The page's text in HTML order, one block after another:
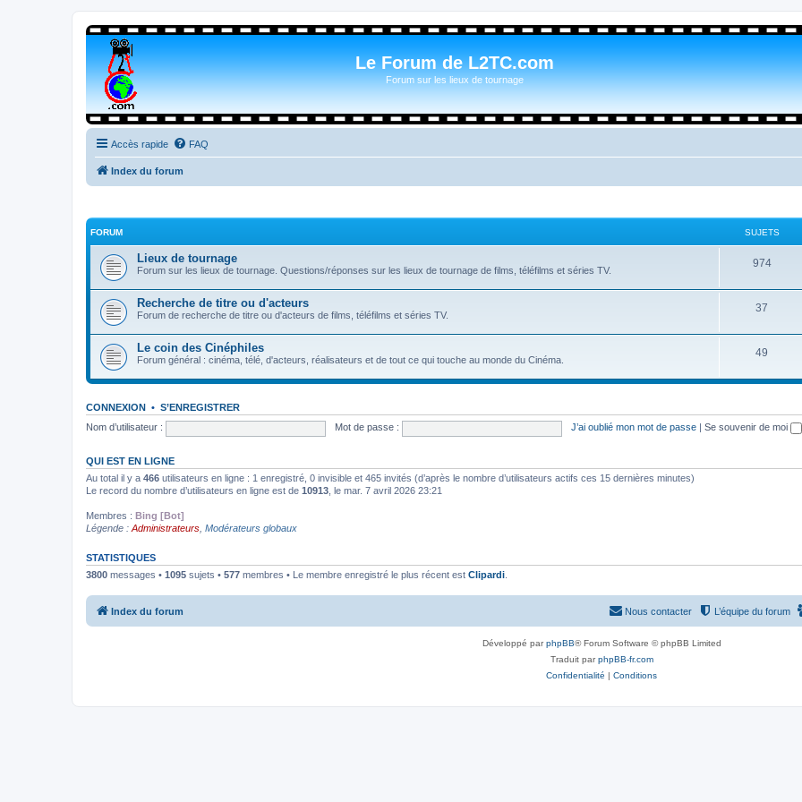
Le Forum de L2TC.com
Forum sur les lieux de tournage
Accès rapide FAQ
Index du forum
FORUM SUJETS
Lieux de tournage
Forum sur les lieux de tournage. Questions/réponses sur les lieux de tournage de films, téléfilms et séries TV.
974
Recherche de titre ou d'acteurs
Forum de recherche de titre ou d'acteurs de films, téléfilms et séries TV.
37
Le coin des Cinéphiles
Forum général : cinéma, télé, d'acteurs, réalisateurs et de tout ce qui touche au monde du Cinéma.
49
CONNEXION • S’ENREGISTRER
Nom d’utilisateur :
Mot de passe : J’ai oublié mon mot de passe Se souvenir de moi
QUI EST EN LIGNE
Au total il y a 466 utilisateurs en ligne : 1 enregistré, 0 invisible et 465 invités (d’après le nombre d’utilisateurs actifs ces 15 dernières minutes)
Le record du nombre d’utilisateurs en ligne est de 10913 , le mar. 7 avril 2026 23:21
Membres : Bing [Bot]
Légende : Administrateurs Modérateurs globaux
STATISTIQUES
3800 messages • 1095 sujets • 577 membres • Le membre enregistré le plus récent est Clipardi
Index du forum L’équipe du forum
Nous contacter
Développé parphpBB® Forum Software © phpBB Limited
Traduit parphpBB-fr.com
Confidentialité | Conditions